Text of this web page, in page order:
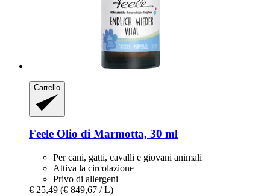
Carrello
Feele Olio di Marmotta, 30 ml
Per cani, gatti, cavalli e giovani animali
Attiva la circolazione
Privo di allergeni
€ 25,49 (€ 849,67 / L)